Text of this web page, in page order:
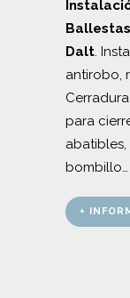
Ballestas
Dalt.
antirobo,
para
bombillo…
+